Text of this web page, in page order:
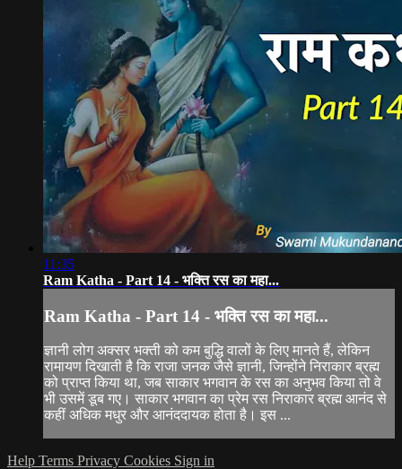
11:35
Ram Katha - Part 14 - भक्ति रस का महा...
Ram Katha - Part 14 - भक्ति रस का महा...
ज्ञानी लोग अक्सर भक्ती को कम बुद्धि वालों के लिए मानते हैं, लेकिन
रामायण दिखाती है कि राजा जनक जैसे ज्ञानी, जिन्होंने निराकार ब्रह्म
को प्राप्त किया था, जब साकार भगवान के रस का अनुभव किया तो वे
भी उसमें डूब गए। साकार भगवान का प्रेम रस निराकार ब्रह्म आनंद से
कहीं अधिक मधुर और आनंददायक होता है। इस ...
Help Terms Privacy Cookies Sign in